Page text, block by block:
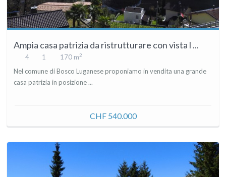
Ampia casa patrizia da ristrutturare con vista l ...
4 1 170 m2
Nel comune di Bosco Luganese proponiamo in vendita una grande
casa patrizia in posizione ...
CHF 540.000